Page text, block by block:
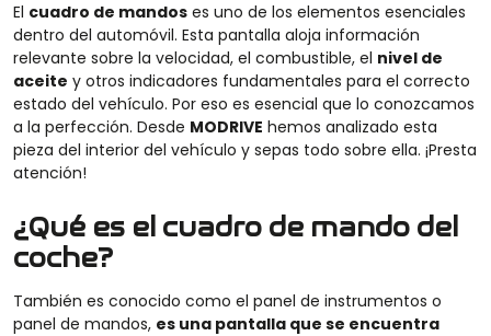
El cuadro de mandos es uno de los elementos esenciales
dentro del automóvil. Esta pantalla aloja información
relevante sobre la velocidad, el combustible, el nivel de
aceite y otros indicadores fundamentales para el correcto
estado del vehículo. Por eso es esencial que lo conozcamos
a la perfección. Desde MODRIVE hemos analizado esta
pieza del interior del vehículo y sepas todo sobre ella. ¡Presta
atención!
¿Qué es el cuadro de mando del
coche?
También es conocido como el panel de instrumentos o
panel de mandos, es una pantalla que se encuentra